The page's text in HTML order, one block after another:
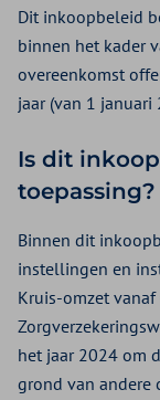
Dit inkoopbeleid
binnen het kader
overeenkomst
jaar (van 1
Is dit
toepassing?
Binnen dit
instellingen en
Kruis-omzet
het jaar 2024 om
grond van andere